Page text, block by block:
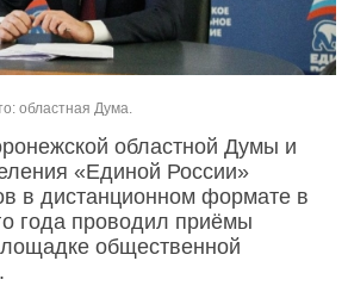
областная Дума.
областной Думы и
«Единой России»
в дистанционном формате в
года проводил приёмы
общественной